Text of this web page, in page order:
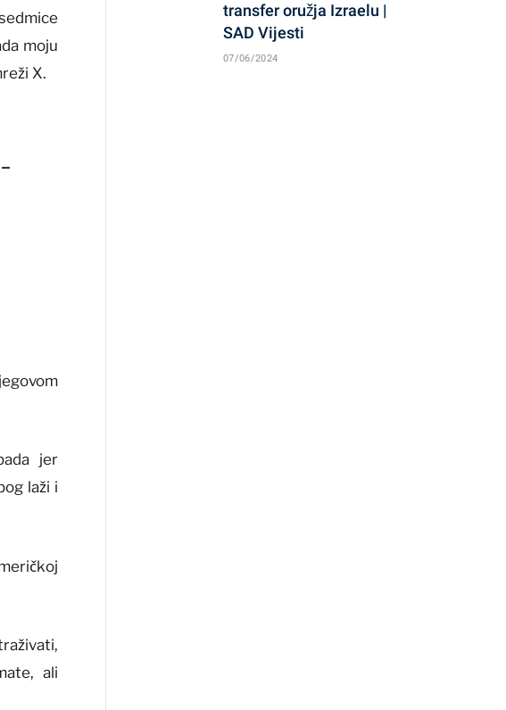
moju
X.
jer
laži i
ali
transfer oružja Izraelu |
SAD Vijesti
07/06/2024